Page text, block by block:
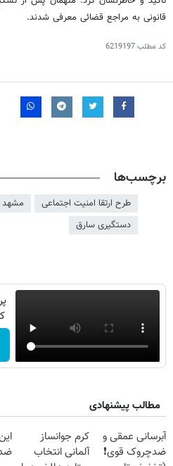
قانونی به مراجع قضائی معرفی شدند.
کد مطلب6219197
برچسب‌ها
طرح ارتقا امنیت اجتماعی مشهد
دستگیری سارق
مطالب پیشنهادی
آبرسانی عمقی و
ضدچروک قوی❗
کرم جوانساز
آلمانی انتخاب